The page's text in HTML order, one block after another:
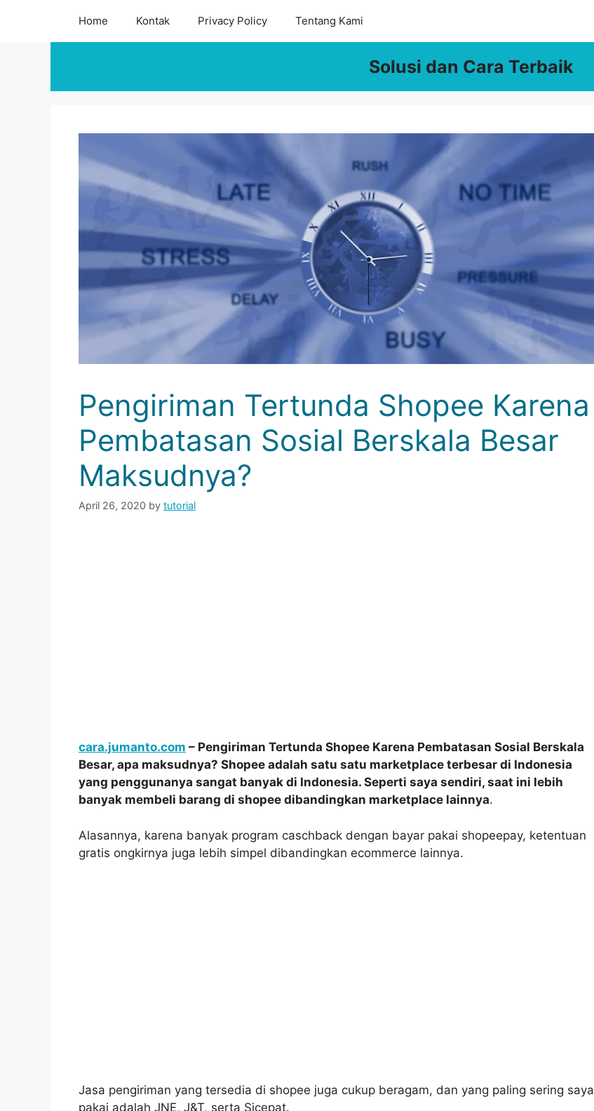
Home Kontak Privacy Policy Tentang Kami
Solusi dan Cara Terbaik
Pengiriman Tertunda Shopee Karena
Pembatasan Sosial Berskala Besar
Maksudnya?
April 26, 2020 by tutorial
cara.jumanto.com – Pengiriman Tertunda Shopee Karena Pembatasan Sosial Berskala
Besar, apa maksudnya? Shopee adalah satu satu marketplace terbesar di Indonesia
yang penggunanya sangat banyak di Indonesia. Seperti saya sendiri, saat ini lebih
banyak membeli barang di shopee dibandingkan marketplace lainnya.
Alasannya, karena banyak program caschback dengan bayar pakai shopeepay, ketentuan
gratis ongkirnya juga lebih simpel dibandingkan ecommerce lainnya.
Jasa pengiriman yang tersedia di shopee juga cukup beragam, dan yang paling sering saya
pakai adalah JNE, J&T, serta Sicepat.